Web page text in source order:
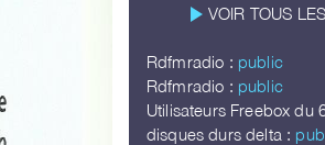
play_arrow VOIR TOUS
Rdfmradio : public
Rdfmradio : public
Utilisateurs Freebox du
disques durs delta :